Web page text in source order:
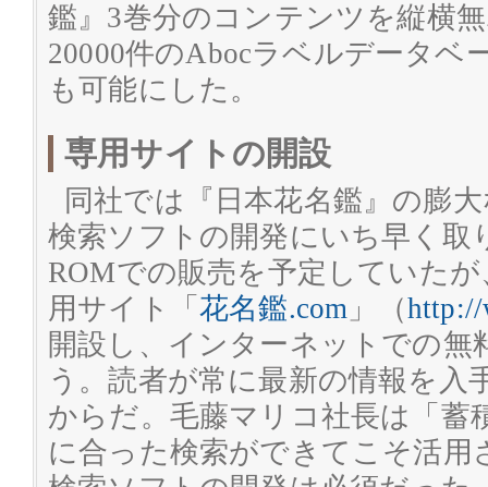
鑑』3巻分のコンテンツを縦横
20000件のAbocラベルデータベ
も可能にした。
専用サイトの開設
同社では『日本花名鑑』の膨
検索ソフトの開発にいち早く取
ROMでの販売を予定していた
用サイト「 花名鑑.com 」（http://
開設し、インターネットでの無
う。読者が常に最新の情報を入
からだ。毛藤マリコ社長は「蓄
に合った検索ができてこそ活用